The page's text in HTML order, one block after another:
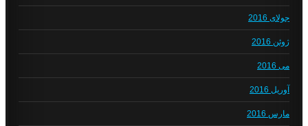
جولای 2016
ژوئن 2016
می 2016
آوریل 2016
مارس 2016